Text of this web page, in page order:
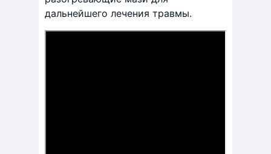
дальнейшего лечения травмы.